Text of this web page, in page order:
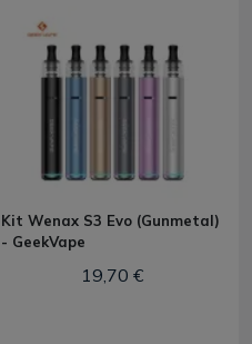
Kit Wenax S3 Evo (Gunmetal)
- GeekVape
19,70 €